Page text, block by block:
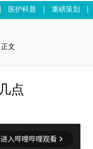
医护科普 重磅策划
文
点